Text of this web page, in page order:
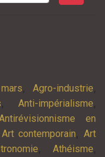
, Agro-industrie,
,Anti-impérialisme,
en
Art contemporain,Art
,Athéisme,